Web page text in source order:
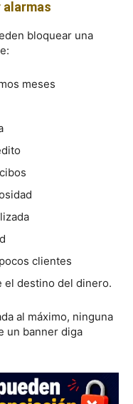
alarmas
bloquear una
meses
clientes
el destino del dinero.
al máximo, ninguna
un banner diga